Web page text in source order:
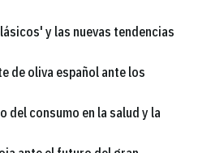
y las nuevas tendencias
de oliva español ante los
del consumo en la salud y la